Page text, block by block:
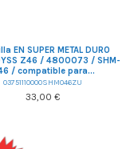
EN SUPER METAL DURO
Z46 / 4800073 / SHM-
/ compatible para...
03751110000SHM046ZU
33,00 €